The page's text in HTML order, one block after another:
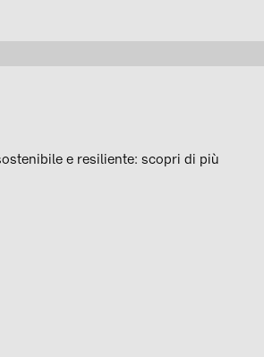
e resiliente: scopri di più